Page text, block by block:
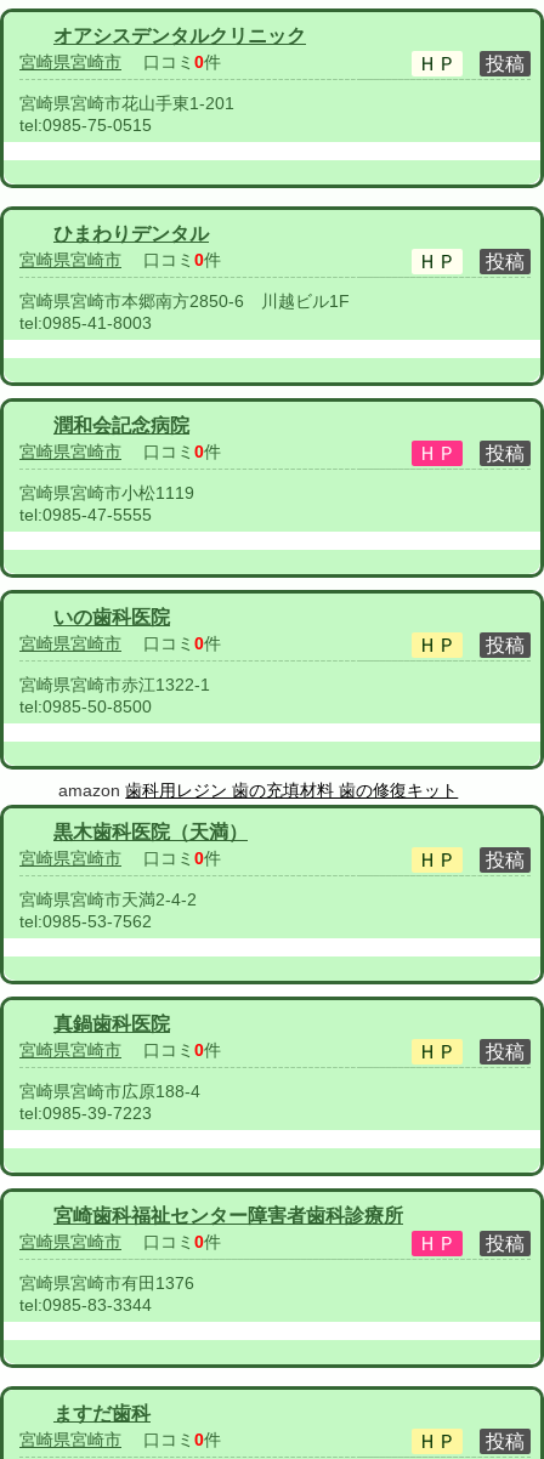
オアシスデンタルクリニック
宮崎県宮崎市 口コミ 0件
宮崎県宮崎市花山手東1-201
tel:0985-75-0515
ひまわりデンタル
宮崎県宮崎市 口コミ 0件
宮崎県宮崎市本郷南方2850-6 川越ビル1F
tel:0985-41-8003
潤和会記念病院
宮崎県宮崎市 口コミ 0件
宮崎県宮崎市小松1119
tel:0985-47-5555
いの歯科医院
宮崎県宮崎市 口コミ 0件
宮崎県宮崎市赤江1322-1
tel:0985-50-8500
amazon歯科用レジン 歯の充填材料 歯の修復キット
黒木歯科医院（天満）
宮崎県宮崎市 口コミ 0件
宮崎県宮崎市天満2-4-2
tel:0985-53-7562
真鍋歯科医院
宮崎県宮崎市 口コミ 0件
宮崎県宮崎市広原188-4
tel:0985-39-7223
宮崎歯科福祉センター障害者歯科診療所
宮崎県宮崎市 口コミ 0件
宮崎県宮崎市有田1376
tel:0985-83-3344
ますだ歯科
宮崎県宮崎市 口コミ 0件